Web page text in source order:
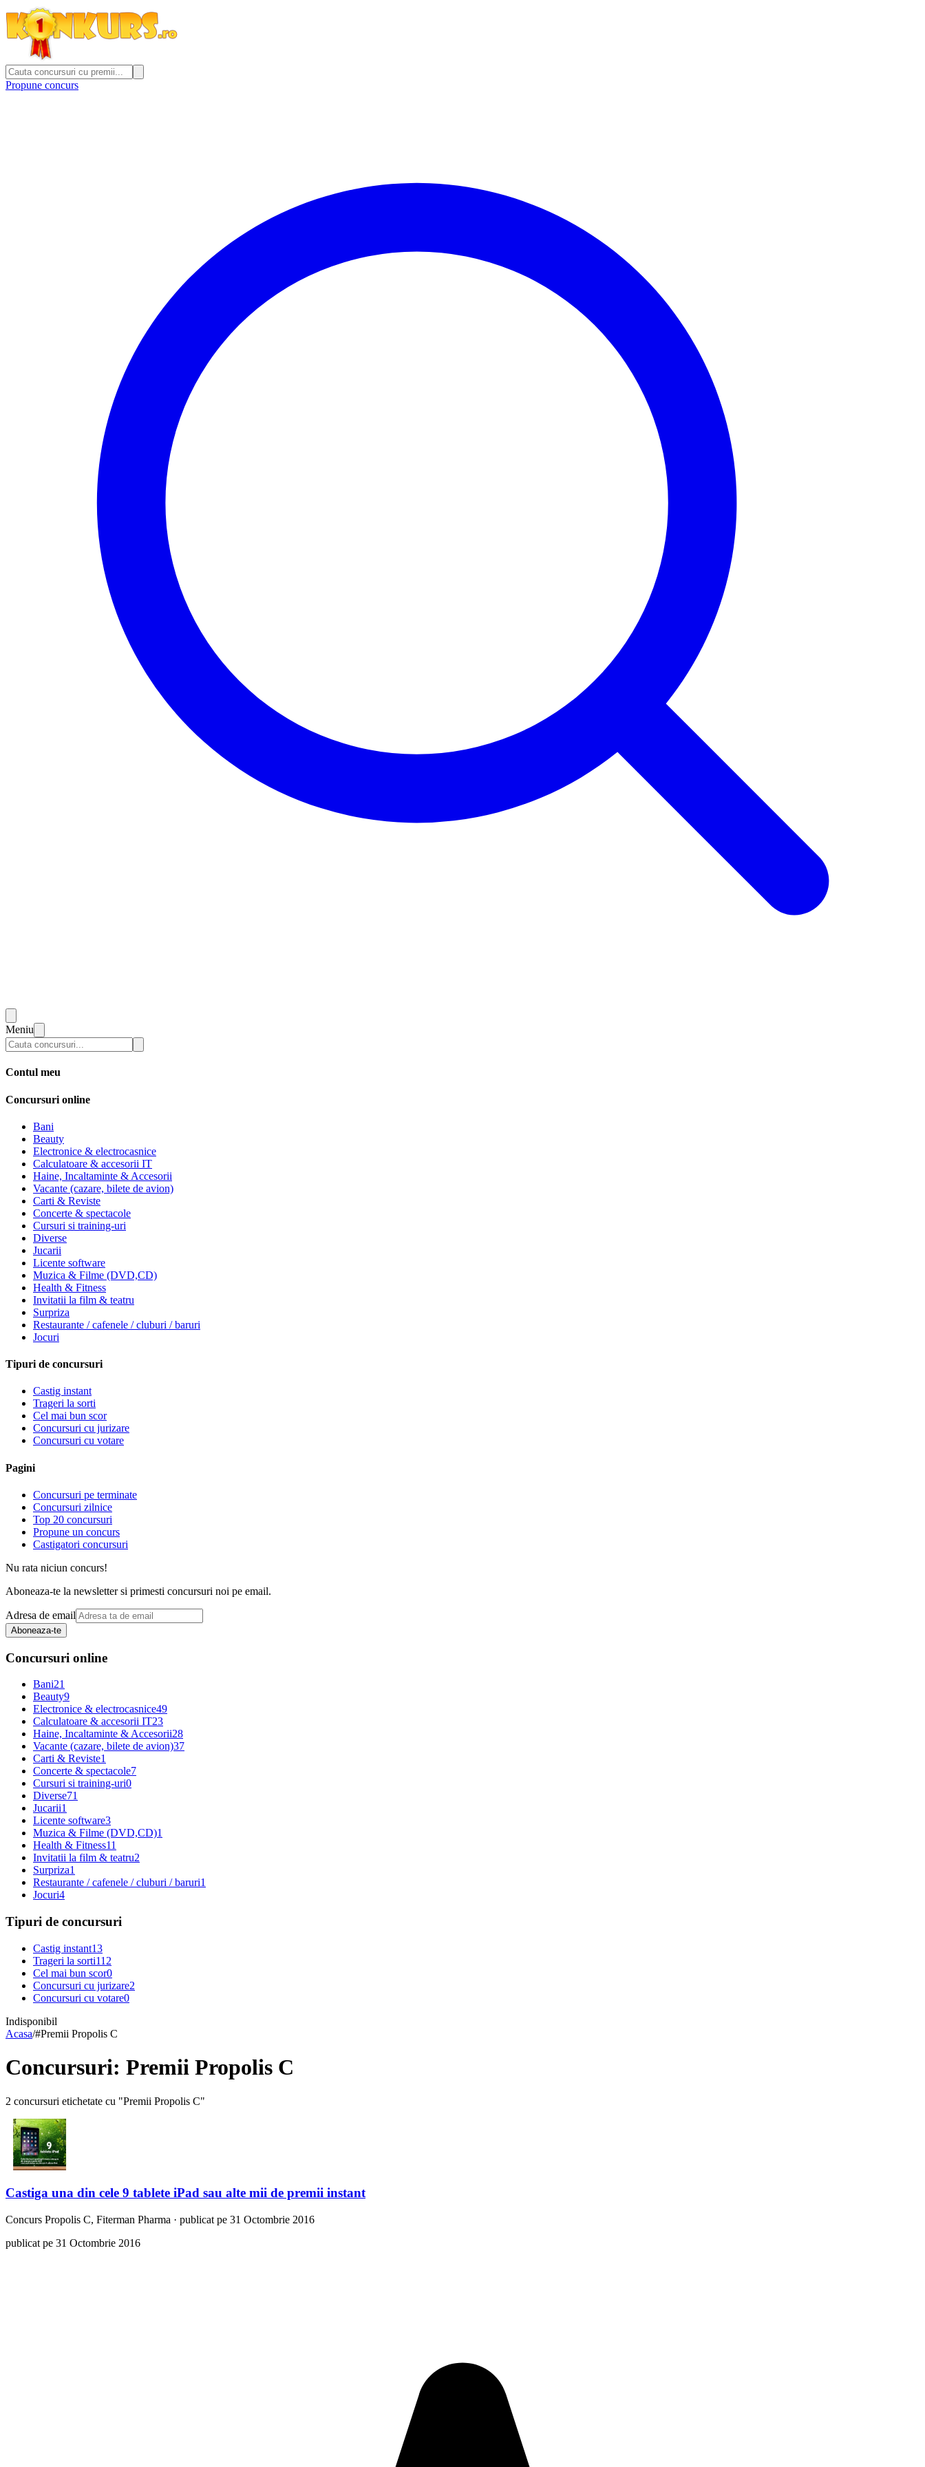
Propune concurs
Meniu
Contul meu
Concursuri online
Bani
Beauty
Electronice & electrocasnice
Calculatoare & accesorii IT
Haine, Incaltaminte & Accesorii
Vacante (cazare, bilete de avion)
Carti & Reviste
Concerte & spectacole
Cursuri si training-uri
Diverse
Jucarii
Licente software
Muzica & Filme (DVD,CD)
Health & Fitness
Invitatii la film & teatru
Surpriza
Restaurante / cafenele / cluburi / baruri
Jocuri
Tipuri de concursuri
Castig instant
Trageri la sorti
Cel mai bun scor
Concursuri cu jurizare
Concursuri cu votare
Pagini
Concursuri pe terminate
Concursuri zilnice
Top 20 concursuri
Propune un concurs
Castigatori concursuri
Nu rata niciun concurs!
Aboneaza-te la newsletter si primesti concursuri noi pe email.
Adresa de email
Aboneaza-te
Concursuri online
Bani21
Beauty9
Electronice & electrocasnice49
Calculatoare & accesorii IT23
Haine, Incaltaminte & Accesorii28
Vacante (cazare, bilete de avion)37
Carti & Reviste1
Concerte & spectacole7
Cursuri si training-uri0
Diverse71
Jucarii1
Licente software3
Muzica & Filme (DVD,CD)1
Health & Fitness11
Invitatii la film & teatru2
Surpriza1
Restaurante / cafenele / cluburi / baruri1
Jocuri4
Tipuri de concursuri
Castig instant13
Trageri la sorti112
Cel mai bun scor0
Concursuri cu jurizare2
Concursuri cu votare0
Indisponibil
Acasa/#Premii Propolis C
Concursuri: Premii Propolis C
2 concursuri etichetate cu "Premii Propolis C"
Castiga una din cele 9 tablete iPad sau alte mii de premii instant
Concurs Propolis C, Fiterman Pharma · publicat pe 31 Octombrie 2016
publicat pe 31 Octombrie 2016